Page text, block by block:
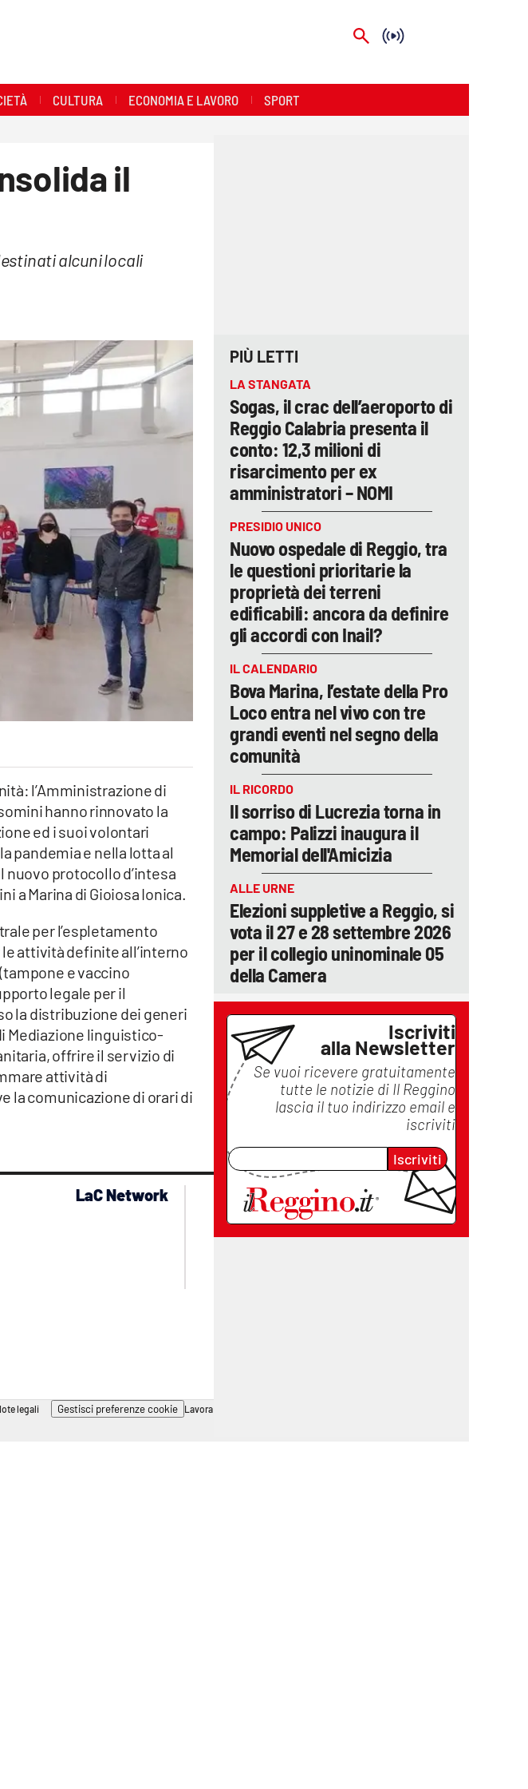
CULTURA ECONOMIA E LAVORO SPORT
il
alcuni locali
l’Amministrazione di
hanno rinnovato la
ed i suoi volontari
pandemia e nella lotta al
protocollo d’intesa
a Marina di Gioiosa Ionica.
per l’espletamento
attività definite all’interno
e vaccino
legale per il
la distribuzione dei generi
Mediazione linguistico-
offrire il servizio di
attività di
la comunicazione di orari di
PIÙ LETTI
LA STANGATA
Sogas, il crac dell’aeroporto di
Reggio Calabria presenta il
conto: 12,3 milioni di
risarcimento per ex
amministratori – NOMI
PRESIDIO UNICO
Nuovo ospedale di Reggio, tra
le questioni prioritarie la
proprietà dei terreni
edificabili: ancora da definire
gli accordi con Inail?
IL CALENDARIO
Bova Marina, l’estate della Pro
Loco entra nel vivo con tre
grandi eventi nel segno della
comunità
IL RICORDO
Il sorriso di Lucrezia torna in
campo: Palizzi inaugura il
Memorial dell'Amicizia
ALLE URNE
Elezioni suppletive a Reggio, si
vota il 27 e 28 settembre 2026
per il collegio uninominale 05
della Camera
Iscriviti
alla Newsletter
Se vuoi ricevere gratuitamente
tutte le notizie di Il Reggino
lascia il tuo indirizzo email e
iscriviti
Iscriviti
LaC Network
lacplay.it
lactv.it
lacitymag.it
lacapitalenews.it
legali Gestisci preferenze cookie Lavora con noi